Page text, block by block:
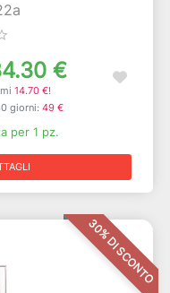
€
14.70 €!
giorni: 49 €
per 1 pz.
30% DI SCONTO